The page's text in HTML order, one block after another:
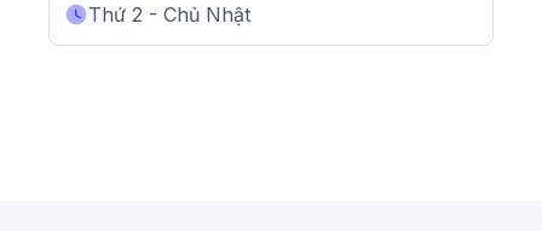
Thứ 2 - Chủ Nhật